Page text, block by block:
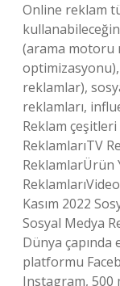
Online reklam
(arama motoru
reklamlar),
reklamları,
Reklam
ReklamlarıTV
ReklamlarÜrün
Kasım 2022
Sosyal Medya
Dünya çapında
platformu
Instagram, 500